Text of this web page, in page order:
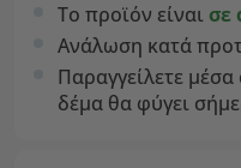
Το προϊόν είναι σε
Ανάλωση κατά
Παραγγείλετε μέσα
δέμα θα φύγει